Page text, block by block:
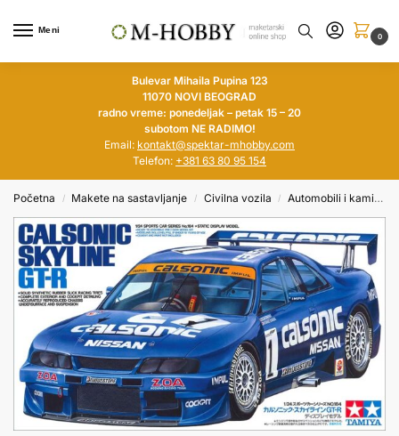
Meni
0
Bulevar Mihaila Pupina 123
11070 NOVI BEOGRAD
radno vreme: ponedeljak – petak 15 – 20
subotom NE RADIMO!
Email: kontakt@spektar-mhobby.com
Telefon: +381 63 80 95 154
Početna / Makete na sastavljanje / Civilna vozila / Automobili i kamioni